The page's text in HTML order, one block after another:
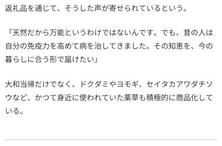
返礼品を通じて、そうした声が寄せられているという。
「天然だから万能というわけではないんです。でも、昔の人は
自分の免疫力を高めて病を治してきました。その知恵を、今の
暮らしに合う形で届けたい」
大和当帰だけでなく、ドクダミやヨモギ、セイタカアワダチソ
ウなど、かつて身近に使われていた薬草も積極的に商品化して
いる。